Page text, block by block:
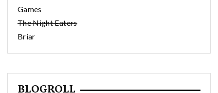
Games
The Night Eaters
Briar
BLOGROLL